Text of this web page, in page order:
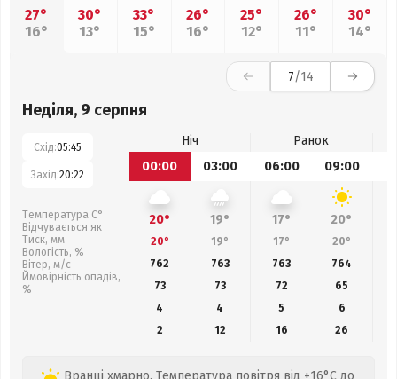
27°
16°
30°
13°
33°
15°
26°
16°
25°
12°
26°
11°
30°
14°
7/14
Неділя, 9 серпня
Схід:05:45
Захід:20:22
Температура С°
Відчувається як
Тиск, мм
Вологість, %
Вітер, м/с
Ймовірність опадів,
%
Ніч
Ранок
00:00
03:00 06:00 09:00
20° 19° 17° 20°
20° 19° 17° 20°
762
763 763 764
73
73 72 65
4
4 5
6
2
12 16 26
Вранці хмарно. Температура повітря від +16°C до